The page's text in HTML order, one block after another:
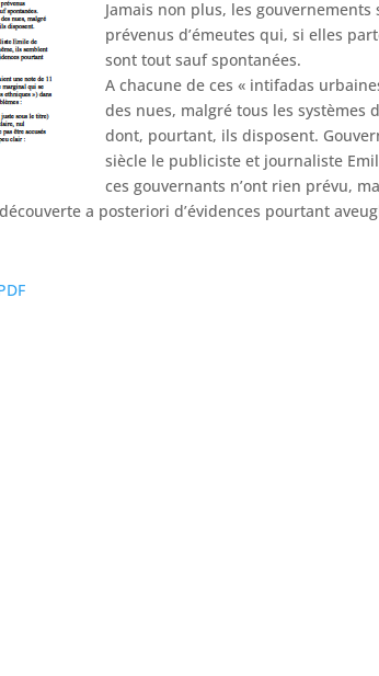
Jamais non plus, les gouvernements
prévenus d’émeutes qui, si elles
sont tout sauf spontanées.
A chacune de ces « intifadas
des nues, malgré tous les systèmes
dont, pourtant, ils disposent.
siècle le publiciste et journaliste
ces gouvernants n’ont rien prévu,
a posteriori d’évidences pourtant